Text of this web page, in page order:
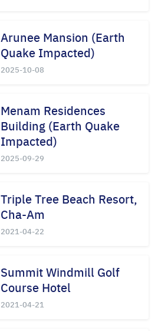
Arunee Mansion (Earth
Quake Impacted)
2025-10-08
Menam Residences
Building (Earth Quake
Impacted)
2025-09-29
Triple Tree Beach Resort,
Cha-Am
2021-04-22
Summit Windmill Golf
Course Hotel
2021-04-21